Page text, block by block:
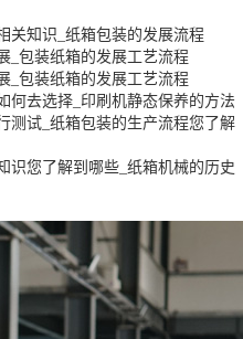
关知识_纸箱包装的发展流程
_包装纸箱的发展工艺流程
_包装纸箱的发展工艺流程
何去选择_印刷机静态保养的方法
测试_纸箱包装的生产流程您了解
识您了解到哪些_纸箱机械的历史